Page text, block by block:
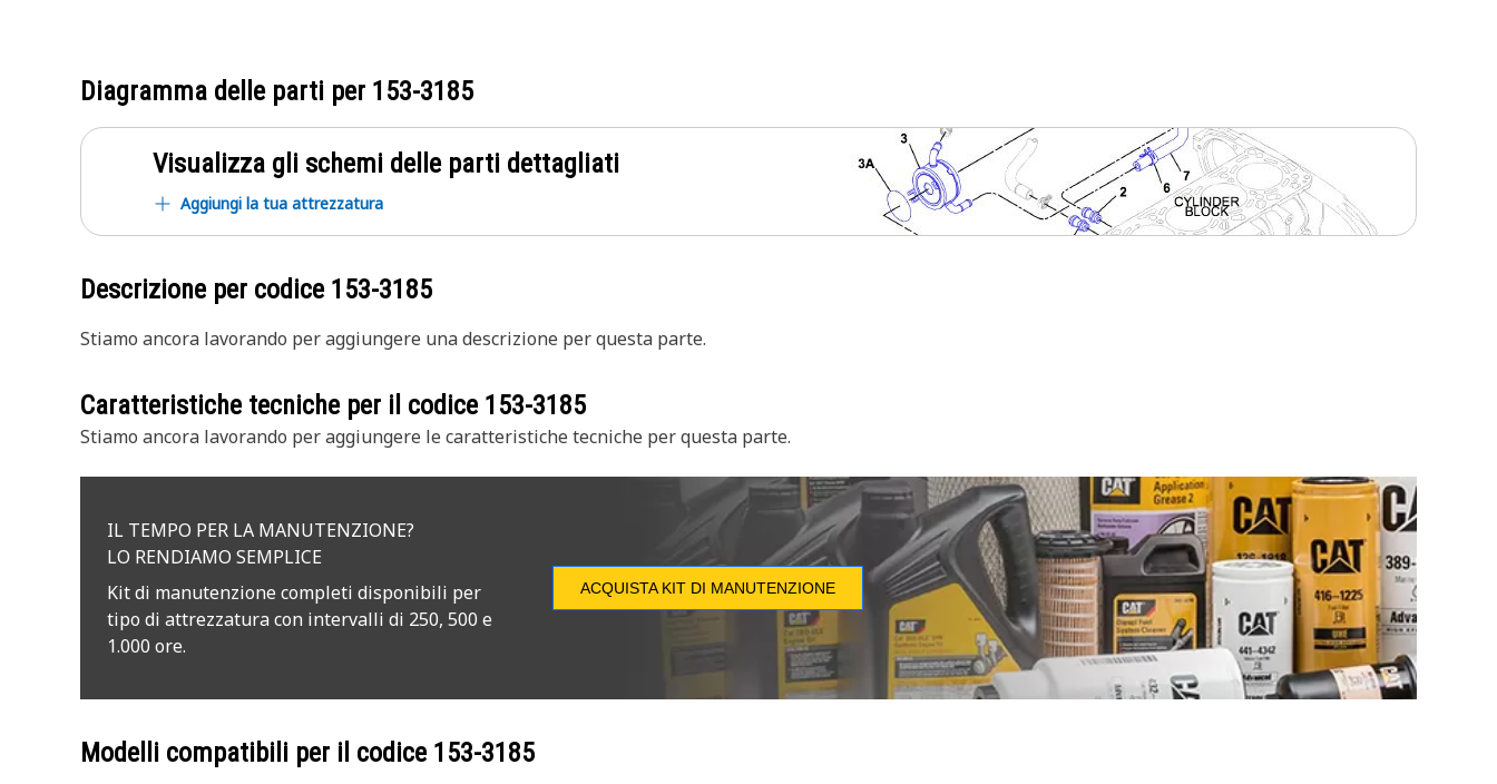
Diagramma delle parti per 153-3185
Visualizza gli schemi delle parti dettagliati
Aggiungi la tua attrezzatura
Descrizione per codice 153-3185
Stiamo ancora lavorando per aggiungere una descrizione per questa parte.
Caratteristiche tecniche per il codice 153-3185
Stiamo ancora lavorando per aggiungere le caratteristiche tecniche per questa parte.
IL TEMPO PER LA MANUTENZIONE?
LO RENDIAMO SEMPLICE
Kit di manutenzione completi disponibili per
tipo di attrezzatura con intervalli di 250, 500 e
1.000 ore.
ACQUISTA KIT DI MANUTENZIONE
Modelli compatibili per il codice 153-3185